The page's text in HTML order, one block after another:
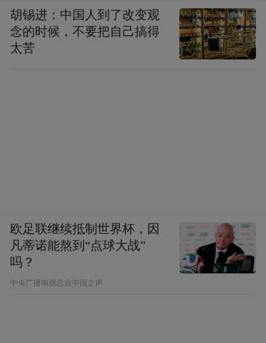
胡锡进：中国人到了改变观
念的时候，不要把自己搞得
太苦
欧足联继续抵制世界杯，因
凡蒂诺能熬到“点球大战”
吗？
中央广播电视总台中国之声